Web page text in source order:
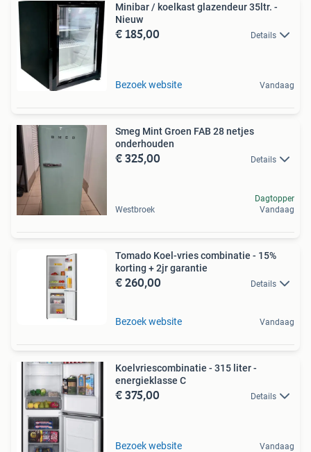
Minibar / koelkast glazendeur 35ltr. -
Nieuw
€ 185,00 Details
Bezoek website Vandaag
Smeg Mint Groen FAB 28 netjes
onderhouden
€ 325,00 Details
Westbroek
Dagtopper
Vandaag
Tomado Koel-vries combinatie - 15%
korting + 2jr garantie
€ 260,00 Details
Bezoek website Vandaag
Koelvriescombinatie - 315 liter -
energieklasse C
€ 375,00 Details
Bezoek website Vandaag